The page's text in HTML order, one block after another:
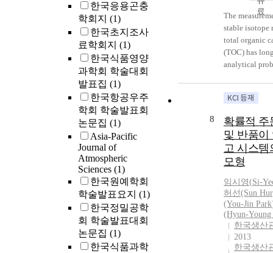
한국응용곤충
학회지 (1)
한국초지조사
료학회지 (1)
한국식품영양
과학회 학술대회
발표집 (1)
한국항공우주
학회 학술발표회
논문집 (1)
Asia-Pacific
Journal of
Atmospheric
Sciences (1)
한국원예학회
학술발표요지 (1)
한국정밀공학
회 학술발표대회
논문집 (1)
한국식품과학
The
stable isotope
total organic
(TOC) has
analytical
we provide a
description of
successful
custom-
nitrogen
(Elementar,
Cube) to an
mass
(Isoprime
IRMS). The
8
확률적 주
및 반품이
고 시스템
모형
임시영(Si-
허선(Sun
(You-Jin Park
(Hyun-Young
한국생산
2013
한국생산